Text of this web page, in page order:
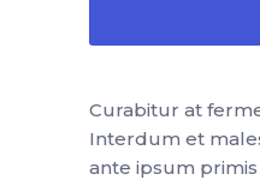
Curabitur at
Interdum et
ante ipsum